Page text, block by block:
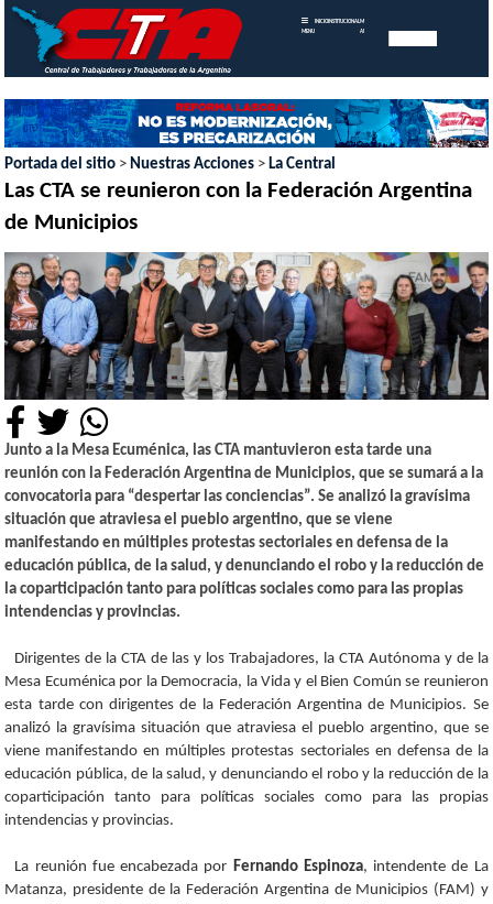
MENU
INICIOINSTITUCIONAL MEMORIAS
ANUALES
Portada del sitio > Nuestras Acciones > La Central
Las CTA se reunieron con la Federación Argentina
de Municipios
Junto a la Mesa Ecuménica, las CTA mantuvieron esta tarde una
reunión con la Federación Argentina de Municipios, que se sumará a la
convocatoria para “despertar las conciencias”. Se analizó la gravísima
situación que atraviesa el pueblo argentino, que se viene
manifestando en múltiples protestas sectoriales en defensa de la
educación pública, de la salud, y denunciando el robo y la reducción de
la coparticipación tanto para políticas sociales como para las propias
intendencias y provincias.
Dirigentes de la CTA de las y los Trabajadores, la CTA Autónoma y de la
Mesa Ecuménica por la Democracia, la Vida y el Bien Común se reunieron
esta tarde con dirigentes de la Federación Argentina de Municipios. Se
analizó la gravísima situación que atraviesa el pueblo argentino, que se
viene manifestando en múltiples protestas sectoriales en defensa de la
educación pública, de la salud, y denunciando el robo y la reducción de la
coparticipación tanto para políticas sociales como para las propias
intendencias y provincias.
La reunión fue encabezada por Fernando Espinoza, intendente de La
Matanza, presidente de la Federación Argentina de Municipios (FAM) y